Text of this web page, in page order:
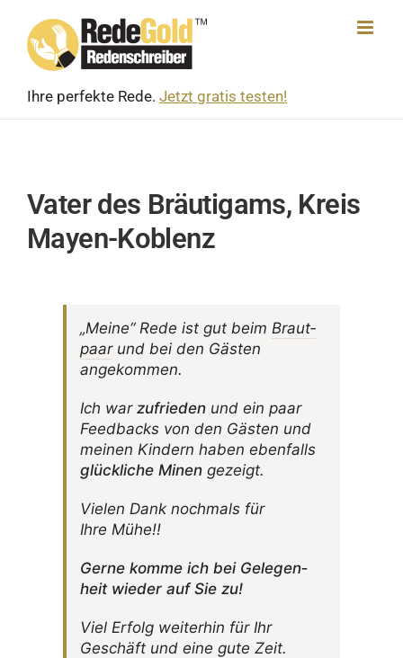
content
Ihre perfekte Rede. Jetzt gratis testen!
Vater des Bräutigams, Kreis
Mayen-Koblenz
„Meine“ Rede ist gut beim Braut­
paarund bei den Gästen
angekommen.
Ich war zufriedenund ein paar
Feed­backs von den Gästen und
meinen Kindern haben eben­falls
glück­liche Minengezeigt.
Vielen Dank noch­mals für
Ihre Mühe!!
Gerne komme ich bei Gele­gen­
heit wieder auf Sie zu!
Viel Erfolg weiterhin für Ihr
Geschäft und eine gute Zeit.